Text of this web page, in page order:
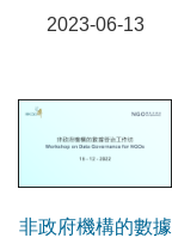
2023-06-13
非政府機構的數據